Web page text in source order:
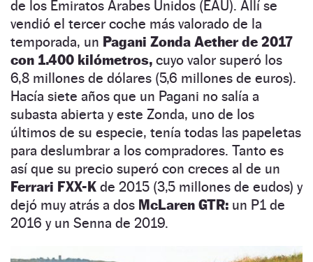
de los Emiratos Árabes Unidos (EAU). Allí se
vendió el tercer coche más valorado de la
temporada, un Pagani Zonda Aether de 2017
con 1.400 kilómetros, cuyo valor superó los
6,8 millones de dólares (5,6 millones de euros).
Hacía siete años que un Pagani no salía a
subasta abierta y este Zonda, uno de los
últimos de su especie, tenía todas las papeletas
para deslumbrar a los compradores. Tanto es
así que su precio superó con creces al de un
Ferrari FXX-K de 2015 (3,5 millones de eudos) y
dejó muy atrás a dos McLaren GTR: un P1 de
2016 y un Senna de 2019.